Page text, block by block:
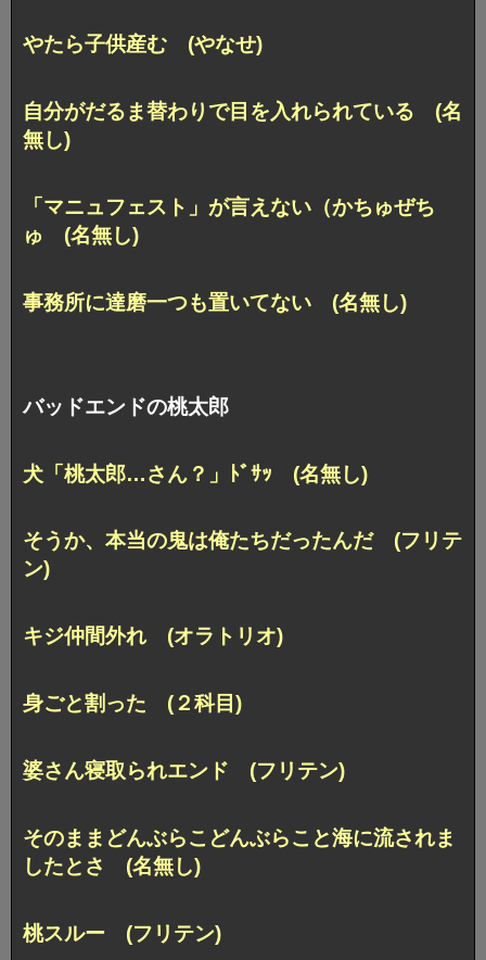
やたら子供産む (やなせ)
自分がだるま替わりで目を入れられている (名
無し)
「マニュフェスト」が言えない（かちゅぜち
ゅ (名無し)
事務所に達磨一つも置いてない (名無し)
バッドエンドの桃太郎
犬「桃太郎…さん？」ﾄﾞｻｯ (名無し)
そうか、本当の鬼は俺たちだったんだ (フリテ
ン)
キジ仲間外れ (オラトリオ)
身ごと割った (２科目)
婆さん寝取られエンド (フリテン)
そのままどんぶらこどんぶらこと海に流されま
したとさ (名無し)
桃スルー (フリテン)